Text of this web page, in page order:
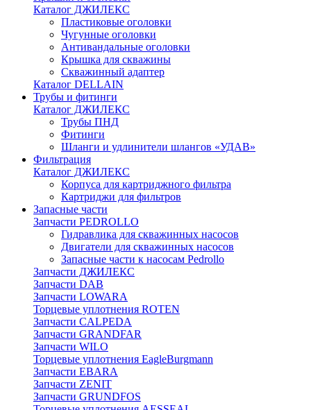
Каталог ДЖИЛЕКС
Пластиковые оголовки
Чугунные оголовки
Антивандальные оголовки
Крышка для скважины
Скважинный адаптер
Каталог DELLAIN
Трубы и фитинги
Каталог ДЖИЛЕКС
Трубы ПНД
Фитинги
Шланги и удлинители шлангов «УДАВ»
Фильтрация
Каталог ДЖИЛЕКС
Корпуса для картриджного фильтра
Картриджи для фильтров
Запасные части
Запчасти PEDROLLO
Гидравлика для скважинных насосов
Двигатели для скважинных насосов
Запасные части к насосам Pedrollo
Запчасти ДЖИЛЕКС
Запчасти DAB
Запчасти LOWARA
Торцевые уплотнения ROTEN
Запчасти CALPEDA
Запчасти GRANDFAR
Запчасти WILO
Торцевые уплотнения EagleBurgmann
Запчасти EBARA
Запчасти ZENIT
Запчасти GRUNDFOS